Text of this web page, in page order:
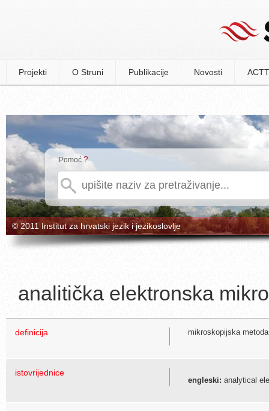
Projekti O Struni Publikacije Novosti
Pomoć ?
© 2011 Institut za hrvatski jezik i jezikoslovlje
analitička elektronska
definicija mikroskopijska
istovrijednice
engleski: analytical